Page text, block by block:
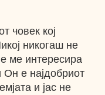
човек кој
никогаш не
ме интересира
е најдобриот
и јас не